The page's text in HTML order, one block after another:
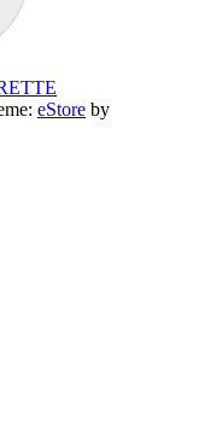
eStore by